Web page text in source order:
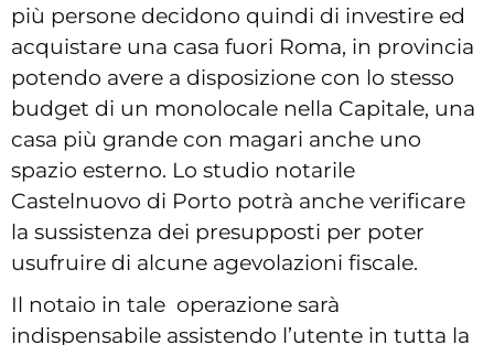
più persone decidono quindi di investire ed
acquistare una casa fuori Roma, in provincia
potendo avere a disposizione con lo stesso
budget di un monolocale nella Capitale, una
casa più grande con magari anche uno
spazio esterno. Lo studio notarile
Castelnuovo di Porto potrà anche verificare
la sussistenza dei presupposti per poter
usufruire di alcune agevolazioni fiscale.
Il notaio in tale operazione sarà
indispensabile assistendo l’utente in tutta la